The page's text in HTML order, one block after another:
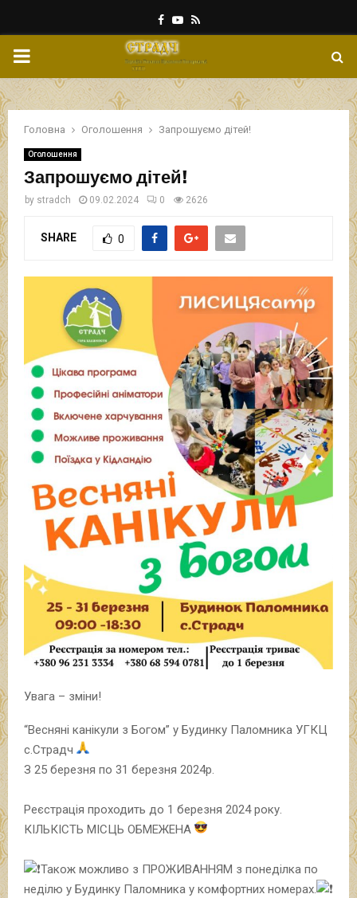
Facebook
Youtube
Rss
PRIMARY
MENU
Головна Оголошення Запрошуємо дітей!
Оголошення
Запрошуємо дітей!
by stradch 09.02.2024 0 2626
SHARE 0
Увага – зміни!
“Весняні канікули з Богом” у Будинку Паломника УГКЦ
с.Страдч
З 25 березня по 31 березня 2024р.
Реєстрація проходить до 1 березня 2024 року.
КІЛЬКІСТЬ МІСЦЬ ОБМЕЖЕНА
Також можливо з ПРОЖИВАННЯМ з понеділка по
неділю у Будинку Паломника у комфортних номерах.